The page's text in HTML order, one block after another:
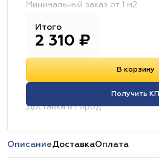
Минимальный заказ от 1 м2
Итого
2 310 ₽
В корзину
Получить КП
Доставка в город:
ОписаниеДоставкаОплата